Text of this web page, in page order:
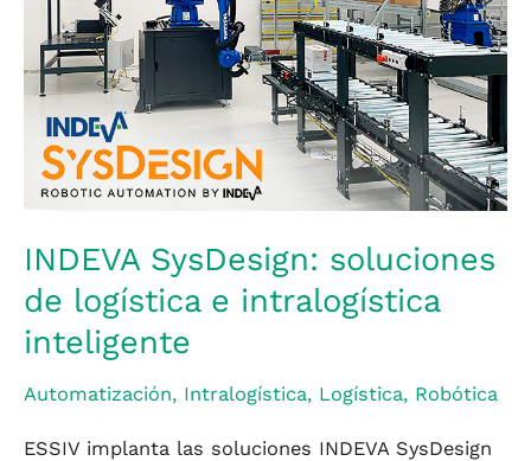
INDEVA SysDesign: soluciones
de logística e intralogística
inteligente
Automatización, Intralogística, Logística, Robótica
ESSIV implanta las soluciones INDEVA SysDesign
de
logística
intralogística
inteligente